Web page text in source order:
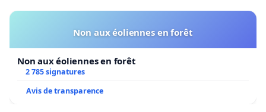
Non aux éoliennes en forêt
Non aux éoliennes en forêt
2 785 signatures
Avis de transparence